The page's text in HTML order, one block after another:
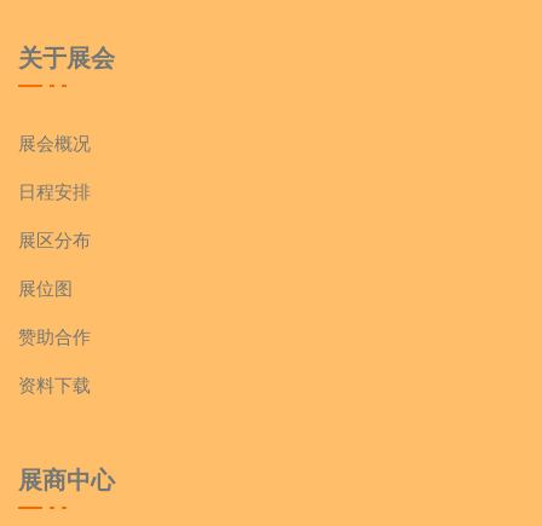
关于展会
展会概况
日程安排
展区分布
展位图
赞助合作
资料下载
展商中心